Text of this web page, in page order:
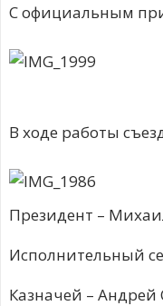
С официальным
В ходе работы
Президент –
Исполнительный
Казначей – Андрей